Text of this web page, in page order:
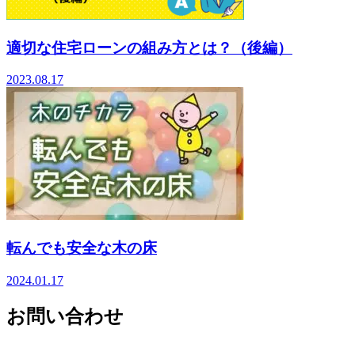
適切な住宅ローンの組み方とは？（後編）
2023.08.17
転んでも安全な木の床
2024.01.17
お問い合わせ